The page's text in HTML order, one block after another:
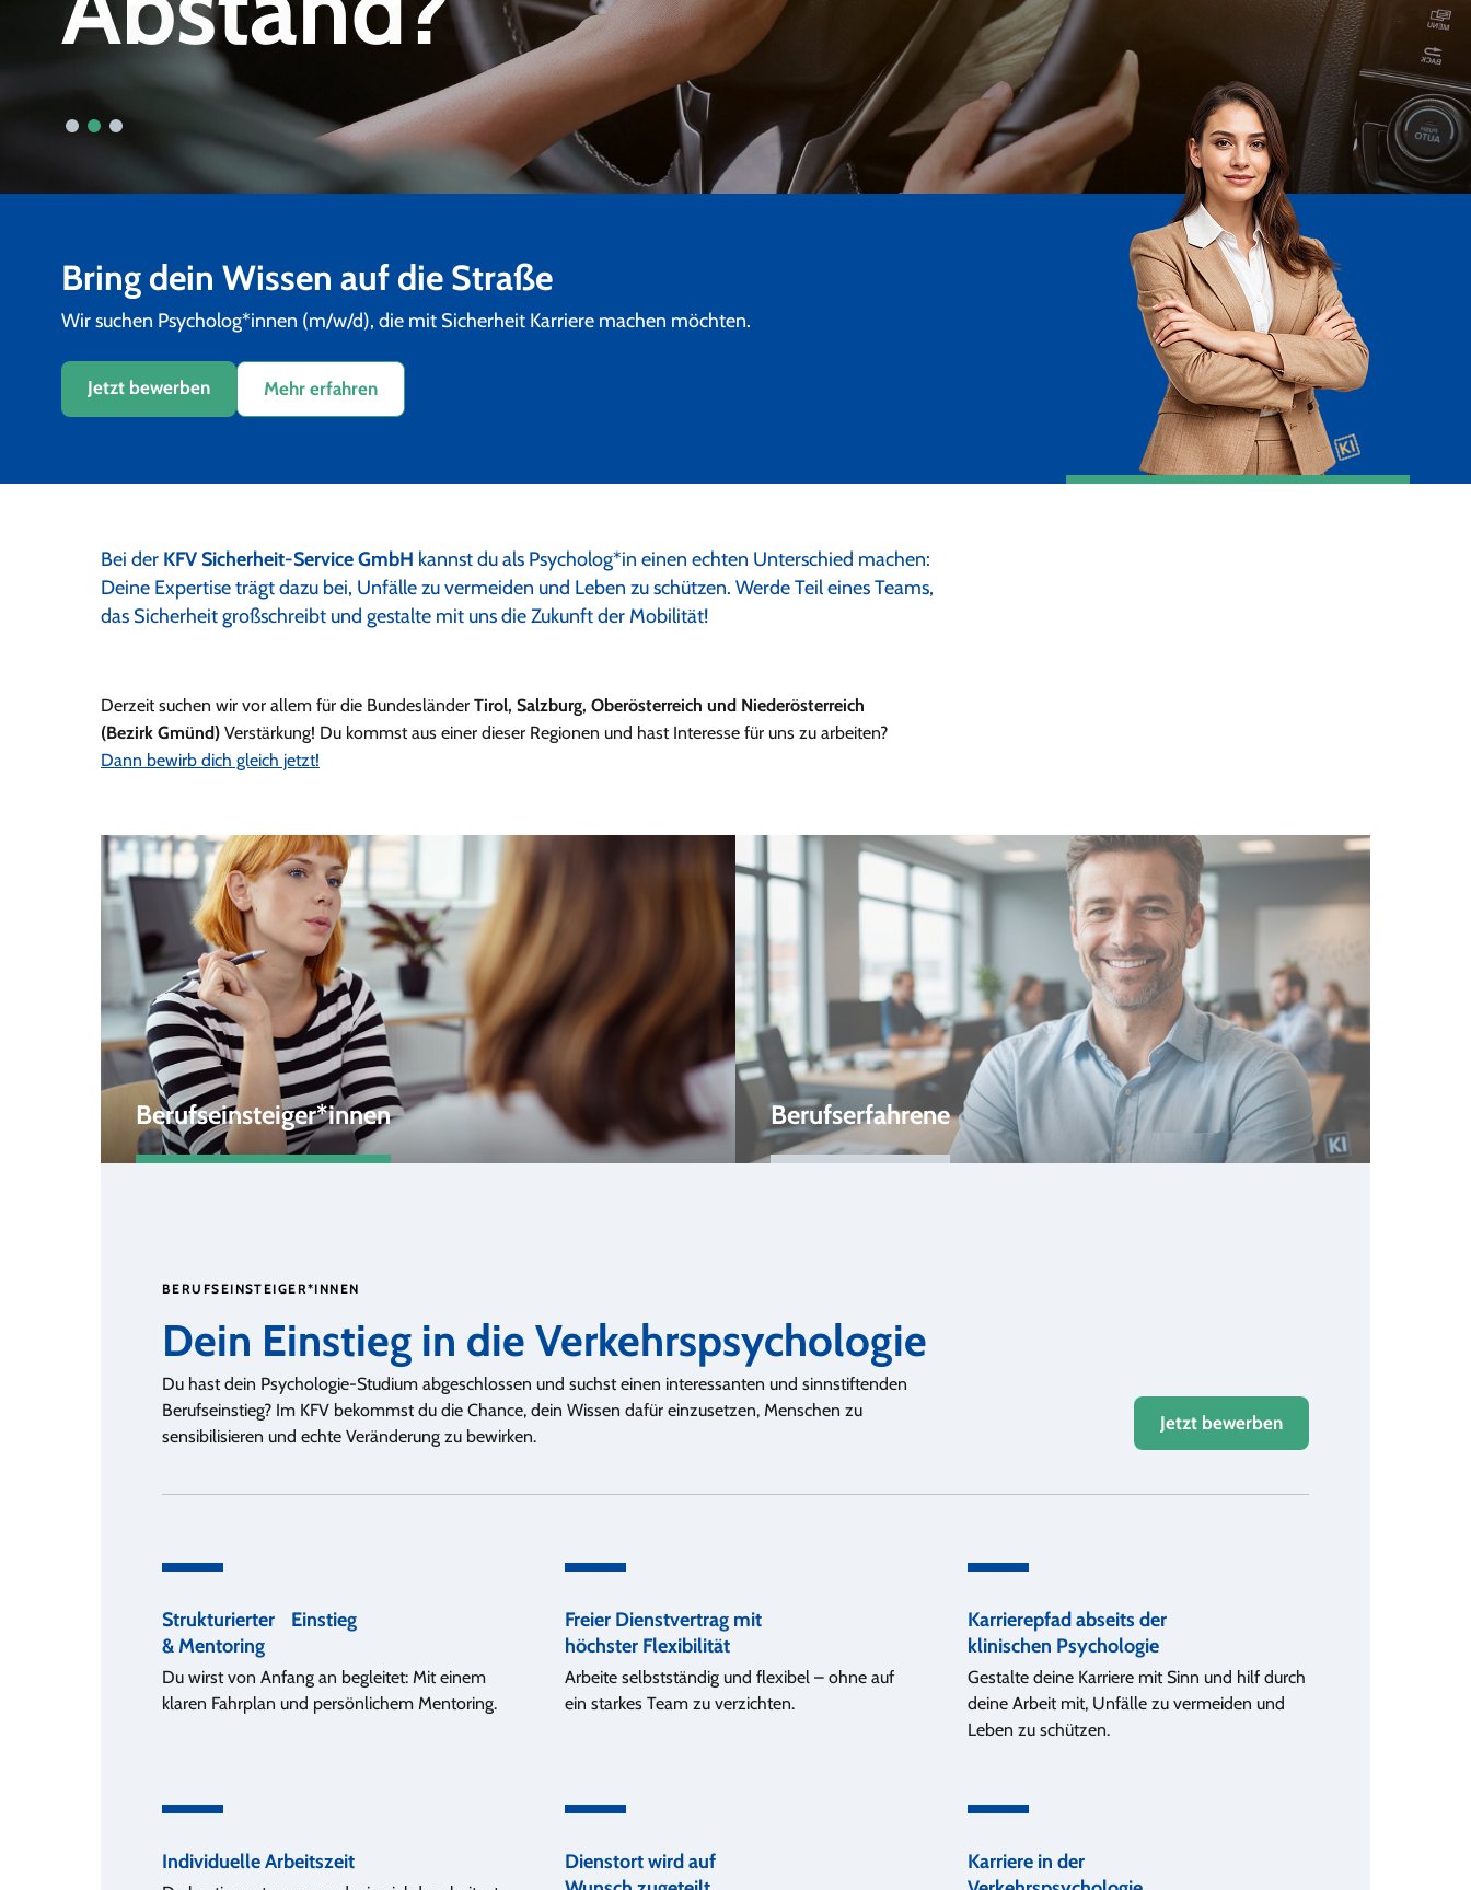
Bring dein Wissen auf die Straße
Wir suchen Psycholog*innen (m/w/d), die mit Sicherheit Karriere machen möchten.
Jetzt bewerben Mehr erfahren
Bei der KFV Sicherheit-Service GmbH kannst du als Psycholog*in einen echten Unterschied machen:
Deine Expertise trägt dazu bei, Unfälle zu vermeiden und Leben zu schützen. Werde Teil eines Teams,
das Sicherheit großschreibt und gestalte mit uns die Zukunft der Mobilität!
Derzeit suchen wir vor allem für die Bundesländer Tirol, Salzburg, Oberösterreich und Niederösterreich
(Bezirk Gmünd) Verstärkung! Du kommst aus einer dieser Regionen und hast Interesse für uns zu arbeiten?
Dann bewirb dich gleich jetzt!
Berufseinsteiger*innen Berufserfahrene
BERUFSEINSTEIGER*INNEN
Dein Einstieg in die Verkehrspsychologie
Du hast dein Psychologie-Studium abgeschlossen und suchst einen interessanten und sinnstiftenden
Berufseinstieg? Im KFV bekommst du die Chance, dein Wissen dafür einzusetzen, Menschen zu
sensibilisieren und echte Veränderung zu bewirken.
Jetzt bewerben
Strukturierter Einstieg
& Mentoring
Du wirst von Anfang an begleitet: Mit einem
klaren Fahrplan und persönlichem Mentoring.
Freier Dienstvertrag mit
höchster Flexibilität
Arbeite selbstständig und flexibel – ohne auf
ein starkes Team zu verzichten.
Karrierepfad abseits der
klinischen Psychologie
Gestalte deine Karriere mit Sinn und hilf durch
deine Arbeit mit, Unfälle zu vermeiden und
Leben zu schützen.
Individuelle Arbeitszeit
Dienstort wird auf
Karriere in der